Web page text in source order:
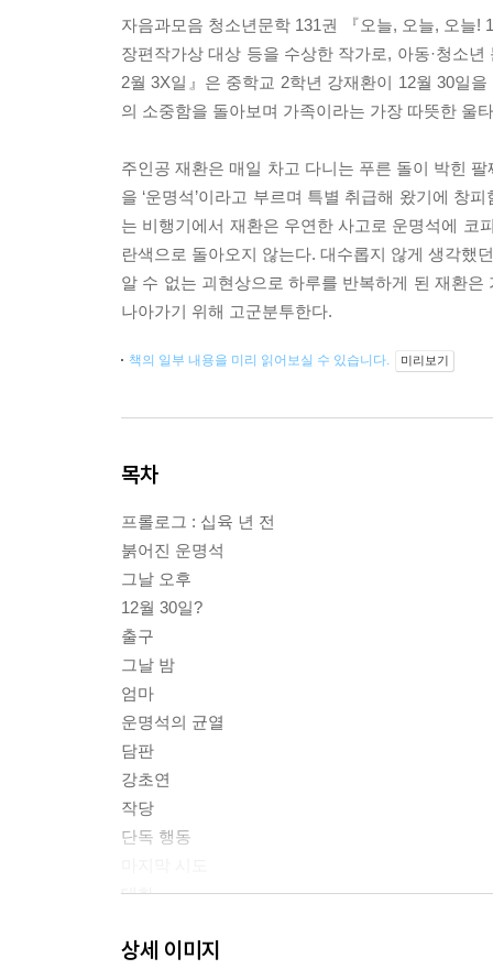
자음과모음 청소년문학 131권 『오늘, 오늘, 오늘
장편작가상 대상 등을 수상한 작가로, 아동·청소
2월 3X일』은 중학교 2학년 강재환이 12월 30일
의 소중함을 돌아보며 가족이라는 가장 따뜻한 울
주인공 재환은 매일 차고 다니는 푸른 돌이 박힌
을 ‘운명석’이라고 부르며 특별 취급해 왔기에 창
는 비행기에서 재환은 우연한 사고로 운명석에 코
란색으로 돌아오지 않는다. 대수롭지 않게 생각했
알 수 없는 괴현상으로 하루를 반복하게 된 재환
나아가기 위해 고군분투한다.
책의 일부 내용을 미리 읽어보실 수 있습니다. 미리보기
목차
프롤로그 : 십육 년 전
붉어진 운명석
그날 오후
12월 30일?
출구
그날 밤
엄마
운명석의 균열
담판
강초연
작당
단독 행동
대화
상세 이미지